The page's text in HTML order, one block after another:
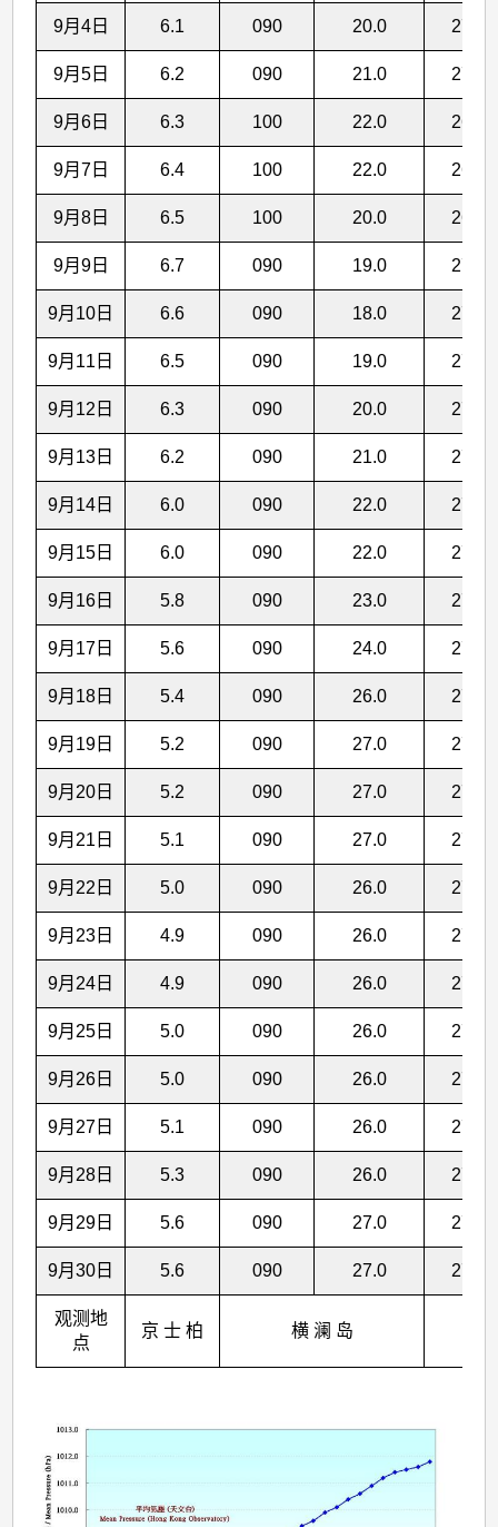
9月4日 6.1 090 20.0 27.0
9月5日 6.2 090 21.0 27.0
9月6日 6.3 100 22.0 26.9
9月7日 6.4 100 22.0 26.9
9月8日 6.5 100 20.0 26.9
9月9日 6.7 090 19.0 27.0
9月10日 6.6 090 18.0 27.1
9月11日 6.5 090 19.0 27.1
9月12日 6.3 090 20.0 27.2
9月13日 6.2 090 21.0 27.2
9月14日 6.0 090 22.0 27.3
9月15日 6.0 090 22.0 27.3
9月16日 5.8 090 23.0 27.3
9月17日 5.6 090 24.0 27.4
9月18日 5.4 090 26.0 27.4
9月19日 5.2 090 27.0 27.4
9月20日 5.2 090 27.0 27.4
9月21日 5.1 090 27.0 27.4
9月22日 5.0 090 26.0 27.4
9月23日 4.9 090 26.0 27.4
9月24日 4.9 090 26.0 27.3
9月25日 5.0 090 26.0 27.3
9月26日 5.0 090 26.0 27.3
9月27日 5.1 090 26.0 27.2
9月28日 5.3 090 26.0 27.2
9月29日 5.6 090 27.0 27.3
9月30日 5.6 090 27.0 27.2
观测地
点
京 士 柏 横 澜 岛